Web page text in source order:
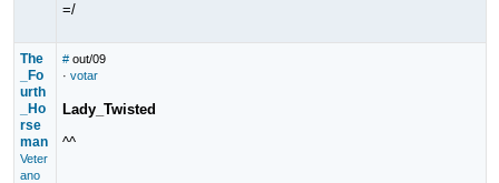
=/
The
_Fo
urth
_Ho
rse
man
Veter
ano
# out/09
· votar
Lady_Twisted
^^